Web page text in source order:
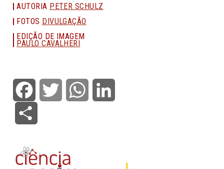
AUTORIA PETER SCHULZ
FOTOS DIVULGAÇÃO
EDIÇÃO DE IMAGEM
PAULO CAVALHERI
Facebook Twitter WhatsApp